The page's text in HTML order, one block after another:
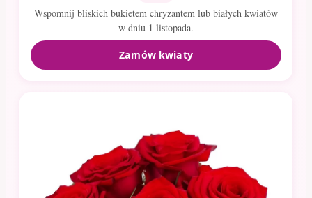
Wspomnij bliskich bukietem chryzantem lub białych kwiatów
w dniu 1 listopada.
Zamów kwiaty